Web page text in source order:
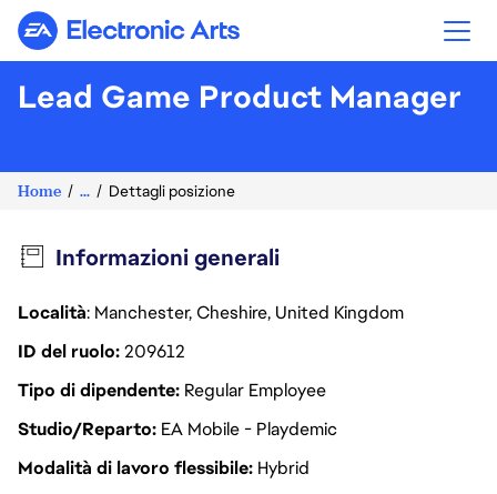
Electronic Arts
Lead Game Product Manager
Home ... Dettagli posizione
Informazioni generali
Località: Manchester, Cheshire, United Kingdom
ID del ruolo209612
Tipo di dipendente Regular Employee
Studio/Reparto EA Mobile - Playdemic
Modalità di lavoro flessibile Hybrid